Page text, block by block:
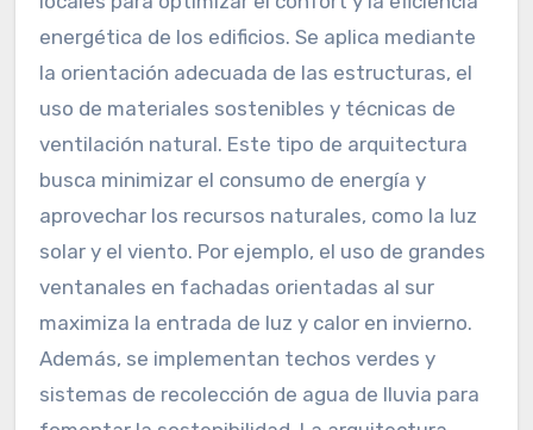
energética de los edificios. Se aplica mediante
la orientación adecuada de las estructuras, el
uso de materiales sostenibles y técnicas de
ventilación natural. Este tipo de arquitectura
busca minimizar el consumo de energía y
aprovechar los recursos naturales, como la luz
solar y el viento. Por ejemplo, el uso de grandes
ventanales en fachadas orientadas al sur
maximiza la entrada de luz y calor en invierno.
Además, se implementan techos verdes y
sistemas de recolección de agua de lluvia para